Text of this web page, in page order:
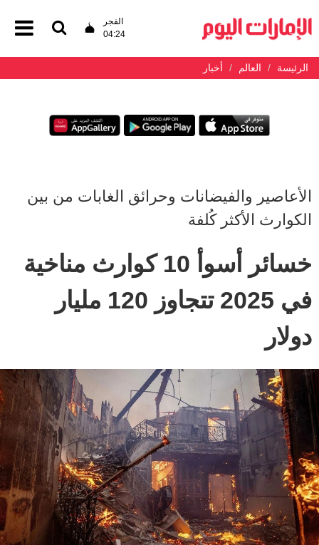
الفجر
04:24
الرئيسة العالم أخبار
الأعاصير والفيضانات وحرائق الغابات من بين
الكوارث الأكثر كُلفة
خسائر أسوأ 10 كوارث مناخية
في 2025 تتجاوز 120 مليار
دولار